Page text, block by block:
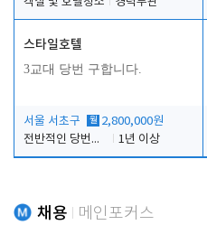
스타일호텔
3교대 당번 구합니다.
서울 서초구 월 2,800,000원
전반적인 당번업무
1년 이상
채용 메인포커스